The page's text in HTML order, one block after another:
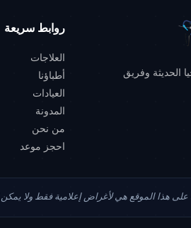
الحديثة وفريق
روابط سريعة
العلاجات
أطباؤنا
العيادات
المدونة
من نحن
احجز موعد
على هذا الموقع هي لأغراض إعلامية فقط ولا